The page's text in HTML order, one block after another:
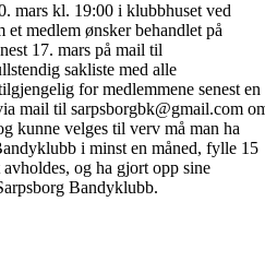
mars kl. 19:00 i klubbhuset ved
et medlem ønsker behandlet på
17. mars på mail til
sakliste med alle
for medlemmene senest en
mail til sarpsborgbk@gmail.com
kunne velges til verv må man ha
i minst en måned, fylle 15
og ha gjort opp sine
Bandyklubb.